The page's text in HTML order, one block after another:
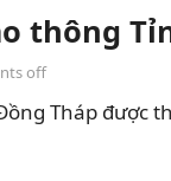
thông
off
Tháp được